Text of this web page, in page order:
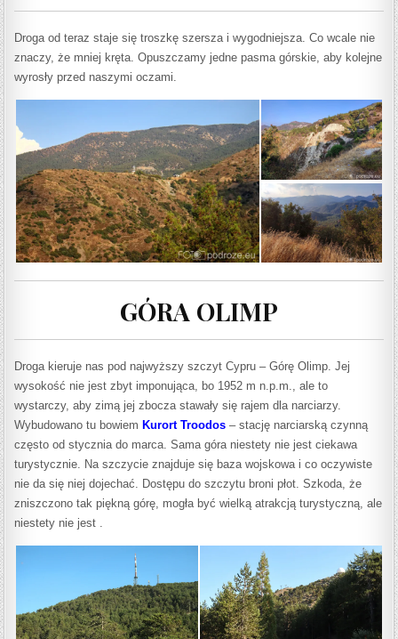
Droga od teraz staje się troszkę szersza i wygodniejsza. Co wcale nie
znaczy, że mniej kręta.Opuszczamy jedne pasma górskie, aby kolejne
wyrosły przed naszymi oczami.
GÓRA OLIMP
Droga kieruje nas pod najwyższy szczyt Cypru – Górę Olimp. Jej
wysokość nie jest zbyt imponująca, bo 1952 m n.p.m., ale to
wystarczy, aby zimą jej zbocza stawały się rajem dla narciarzy.
Wybudowano tu bowiem Kurort Troodos – stację narciarską czynną
często od stycznia do marca. Sama góra niestety nie jest ciekawa
turystycznie. Na szczycie znajduje się baza wojskowa i co oczywiste
nie da się niej dojechać. Dostępu do szczytu broni płot. Szkoda, że
zniszczono tak piękną górę, mogła być wielką atrakcją turystyczną, ale
niestety nie jest .